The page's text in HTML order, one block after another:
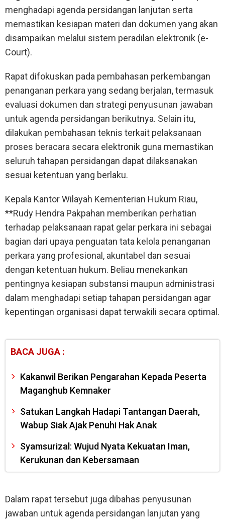
menghadapi agenda persidangan lanjutan serta
memastikan kesiapan materi dan dokumen yang akan
disampaikan melalui sistem peradilan elektronik (e-
Court).
Rapat difokuskan pada pembahasan perkembangan
penanganan perkara yang sedang berjalan, termasuk
evaluasi dokumen dan strategi penyusunan jawaban
untuk agenda persidangan berikutnya. Selain itu,
dilakukan pembahasan teknis terkait pelaksanaan
proses beracara secara elektronik guna memastikan
seluruh tahapan persidangan dapat dilaksanakan
sesuai ketentuan yang berlaku.
Kepala Kantor Wilayah Kementerian Hukum Riau,
**Rudy Hendra Pakpahan memberikan perhatian
terhadap pelaksanaan rapat gelar perkara ini sebagai
bagian dari upaya penguatan tata kelola penanganan
perkara yang profesional, akuntabel dan sesuai
dengan ketentuan hukum. Beliau menekankan
pentingnya kesiapan substansi maupun administrasi
dalam menghadapi setiap tahapan persidangan agar
kepentingan organisasi dapat terwakili secara optimal.
BACA JUGA :
Kakanwil Berikan Pengarahan Kepada Peserta
Maganghub Kemnaker
Satukan Langkah Hadapi Tantangan Daerah,
Wabup Siak Ajak Penuhi Hak Anak
Syamsurizal: Wujud Nyata Kekuatan Iman,
Kerukunan dan Kebersamaan
Dalam rapat tersebut juga dibahas penyusunan
jawaban untuk agenda persidangan lanjutan yang